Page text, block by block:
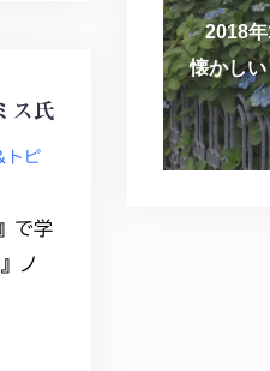
ス氏
トピ
で学
ノ
2018
懐かし